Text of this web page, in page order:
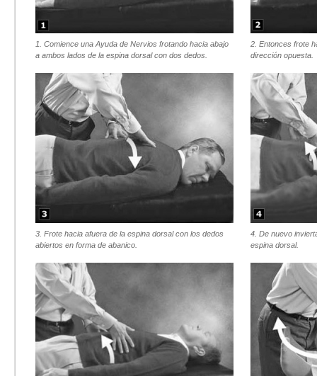
1. Comience una Ayuda de Nervios frotando hacia abajo
a ambos lados de la espina dorsal con dos dedos.
2. Entonces frote
dirección opuesta.
3. Frote hacia afuera de la espina dorsal con los dedos
abiertos en forma de abanico.
4. De nuevo
espina dorsal.